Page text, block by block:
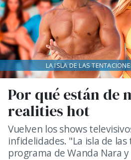
Por qué están de
realities hot
Vuelven los shows
infidelidades. "La isla de
programa de Wanda Nara y
LA ISLA DE LAS